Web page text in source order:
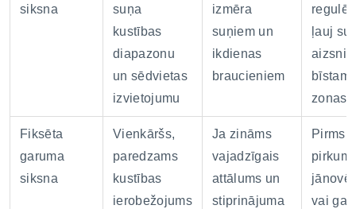
siksna
suņa
kustības
diapazonu
un sēdvietas
izvietojumu
izmēra
suņiem un
ikdienas
braucieniem
ļauj
zonas
Fiksēta
garuma
siksna
Vienkāršs,
paredzams
kustības
ierobežojums
Ja zināms
vajadzīgais
attālums un
stiprinājuma
Pirms
vai